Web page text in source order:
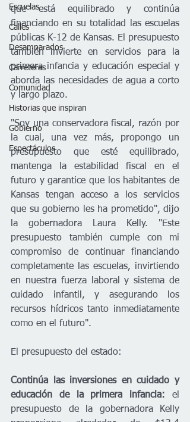
Escuelas
Calles
Desamparados
Carreteras
Comunidad
Historias que inspiran
Gobierno
Espectáculos
que está equilibrado y continúa
financiando en su totalidad las escuelas
públicas K-12 de Kansas. El presupuesto
también invierte en servicios para la
primera infancia y educación especial y
aborda las necesidades de agua a corto
y largo plazo.
"Soy una conservadora fiscal, razón por
la cual, una vez más, propongo un
presupuesto que esté equilibrado,
mantenga la estabilidad fiscal en el
futuro y garantice que los habitantes de
Kansas tengan acceso a los servicios
que su gobierno les ha prometido", dijo
la gobernadora Laura Kelly. "Este
presupuesto también cumple con mi
compromiso de continuar financiando
completamente las escuelas, invirtiendo
en nuestra fuerza laboral y sistema de
cuidado infantil, y asegurando los
recursos hídricos tanto inmediatamente
como en el futuro".
El presupuesto del estado:
Continúa las inversiones en cuidado y
educación de la primera infancia: el
presupuesto de la gobernadora Kelly